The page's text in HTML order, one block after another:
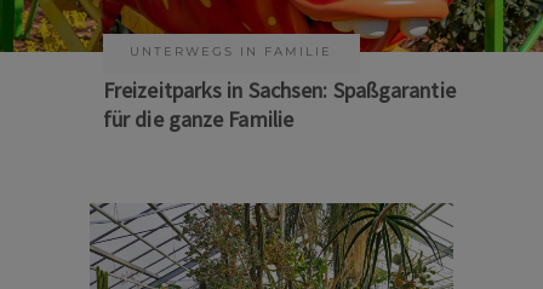
KUNST & KULTUR
Sommer auf Sachsens Theaterbühnen